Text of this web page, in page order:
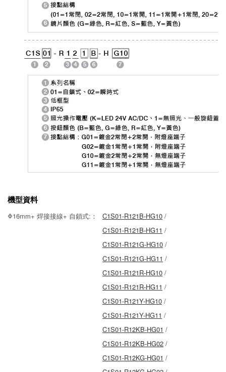
機型資料
Φ16mm+ 焊接接線+ 自鎖式:： C1S01-R121B-HG10 /
C1S01-R121B-HG11 /
C1S01-R121G-HG10 /
C1S01-R121G-HG11 /
C1S01-R121R-HG10 /
C1S01-R121R-HG11 /
C1S01-R121Y-HG10 /
C1S01-R121Y-HG11 /
C1S01-R12KB-HG01 /
C1S01-R12KB-HG02 /
C1S01-R12KG-HG01 /